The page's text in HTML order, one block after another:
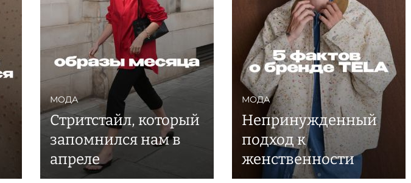
МОДА
Стритстайл, который
запомнился нам в
апреле
МОДА
Непринужденный
подход к
женственности